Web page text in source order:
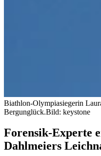
Biathlon-Olympiasiegerin
Bergunglück.Bild: keystone
Forensik-Experte
Dahlmeiers